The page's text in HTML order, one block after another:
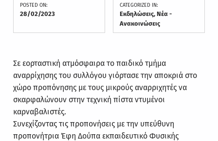
POSTED ON:
28/02/2023
CATEGORIZED IN:
Εκδηλώσεις, Νέα -
Ανακοινώσεις
Σε εορταστική ατμόσφαιρα το παιδικό τμήμα
αναρρίχησης του συλλόγου γιόρτασε την αποκριά στο
χώρο προπόνησης με τους μικρούς αναρριχητές να
σκαρφαλώνουν στην τεχνική πίστα ντυμένοι
καρναβαλιστές.
Συνεχίζοντας τις προπονήσεις με την υπεύθυνη
προπονήτρια Έφη Δούπα εκπαιδευτικό Φυσικής